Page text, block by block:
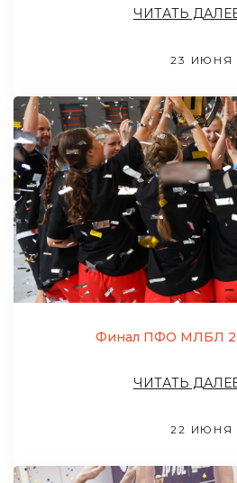
ЧИТАТЬ
23 ИЮНЯ
Финал ПФО МЛБЛ
ЧИТАТЬ
22 ИЮНЯ